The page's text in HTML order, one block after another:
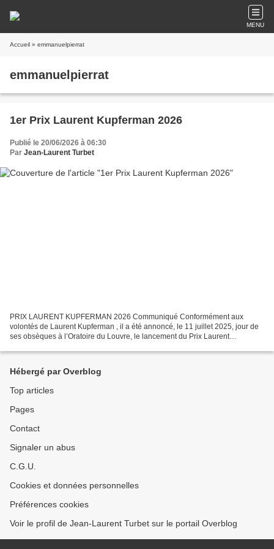
MENU
Accueil » emmanuelpierrat
emmanuelpierrat
1er Prix Laurent Kupferman 2026
Publié le 20/06/2026 à 06:30
Par Jean-Laurent Turbet
PRIX LAURENT KUPFERMAN 2026 Communiqué Conformément aux
volontés de Laurent Kupferman , il a été annoncé, le 11 juillet 2025, jour de
ses obsèques à l’Oratoire du Louvre, le lancement du Prix Laurent
Hébergé par Overblog
Top articles
Pages
Contact
Signaler un abus
C.G.U.
Cookies et données personnelles
Préférences cookies
Voir le profil de Jean-Laurent Turbet sur le portail Overblog